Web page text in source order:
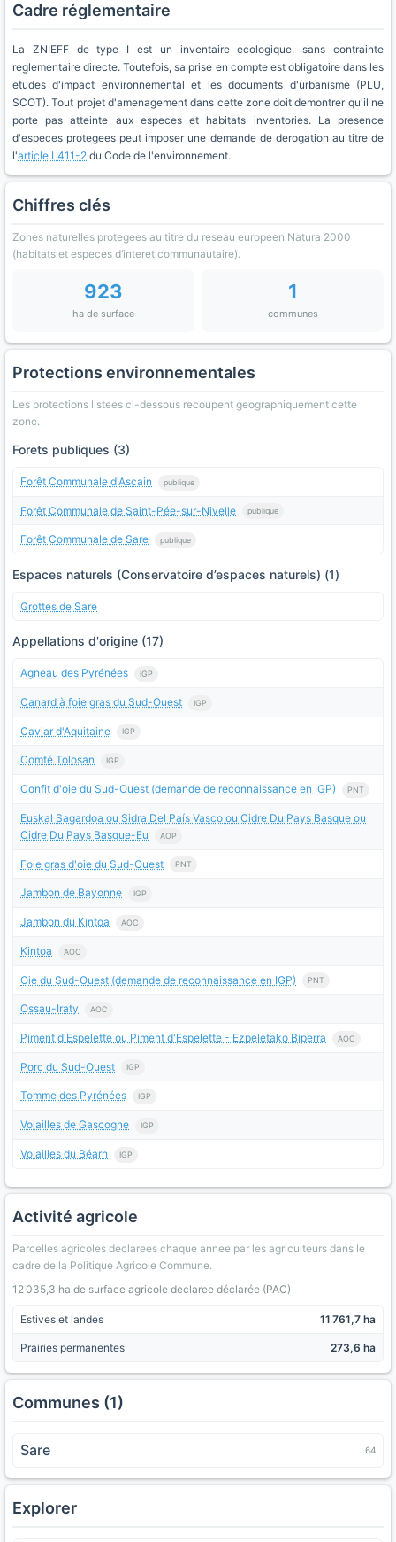
Cadre réglementaire
La ZNIEFF de type I est un inventaire ecologique, sans contrainte
reglementaire directe. Toutefois, sa prise en compte est obligatoire dans les
etudes d'impact environnemental et les documents d'urbanisme (PLU,
SCOT). Tout projet d'amenagement dans cette zone doit demontrer qu'il ne
porte pas atteinte aux especes et habitats inventories. La presence
d'especes protegees peut imposer une demande de derogation au titre de
l'article L411-2 du Code de l'environnement.
Chiffres clés
Zones naturelles protegees au titre du reseau europeen Natura 2000
(habitats et especes d’interet communautaire).
923
ha de surface
1
communes
Protections environnementales
Les protections listees ci-dessous recoupent geographiquement cette
zone.
Forets publiques (3)
Forêt Communale d'Ascain publique
Forêt Communale de Saint-Pée-sur-Nivelle publique
Forêt Communale de Sare publique
Espaces naturels (Conservatoire d’espaces naturels) (1)
Grottes de Sare
Appellations d'origine (17)
Agneau des Pyrénées IGP
Canard à foie gras du Sud-Ouest IGP
Caviar d'Aquitaine IGP
Comté Tolosan IGP
Confit d'oie du Sud-Ouest (demande de reconnaissance en IGP) PNT
Euskal Sagardoa ou Sidra Del País Vasco ou Cidre Du Pays Basque ou
Cidre Du Pays Basque-Eu
AOP
Foie gras d'oie du Sud-Ouest PNT
Jambon de Bayonne IGP
Jambon du Kintoa AOC
Kintoa AOC
Oie du Sud-Ouest (demande de reconnaissance en IGP) PNT
Ossau-Iraty AOC
Piment d'Espelette ou Piment d'Espelette - Ezpeletako Biperra AOC
Porc du Sud-Ouest IGP
Tomme des Pyrénées IGP
Volailles de Gascogne IGP
Volailles du Béarn IGP
Activité agricole
Parcelles agricoles declarees chaque annee par les agriculteurs dans le
cadre de la Politique Agricole Commune.
12 035,3 ha de surface agricole declaree déclarée (PAC)
Estives et landes 11 761,7 ha
Prairies permanentes 273,6 ha
Communes (1)
Sare 64
Explorer